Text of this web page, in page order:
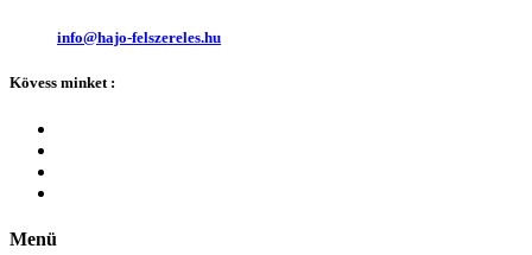
info@hajo-felszereles.hu
Kövess minket :
Menü